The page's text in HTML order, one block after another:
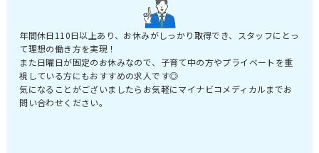
年間休日110日以上あり、お休みがしっかり取得でき、スタッフにとっ
て理想の働き方を実現！
また日曜日が固定のお休みなので、子育て中の方やプライベートを重
視している方にもおすすめの求人です◎
気になることがございましたらお気軽にマイナビコメディカルまでお
問い合わせください。